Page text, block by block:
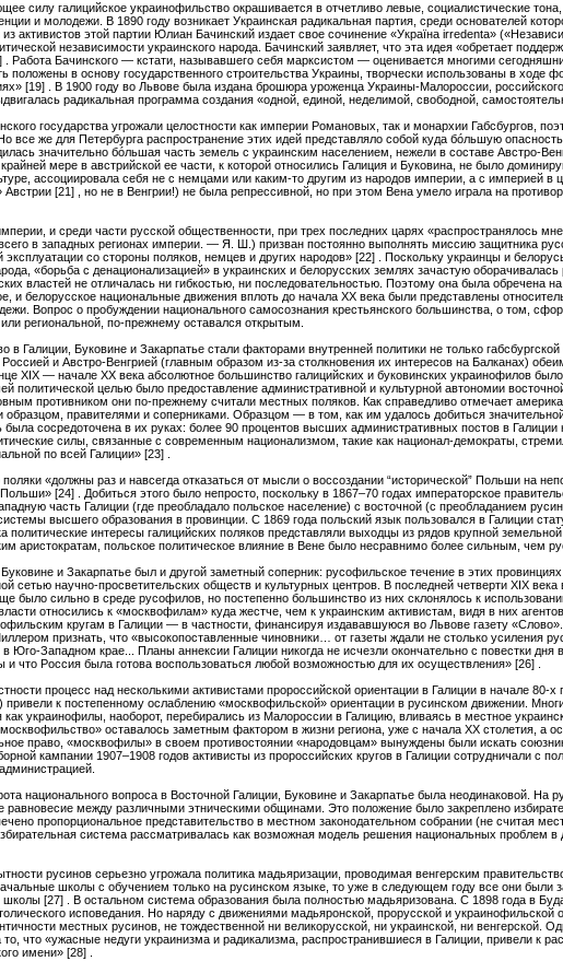
силу галицийское украинофильство окрашивается в отчетливо левые, социалистические
и молодежи. В 1890 году возникает Украинская радикальная партия, среди основателей
активистов этой партии Юлиан Бачинский издает свое сочинение «Украïна irredenta»
независимости украинского народа. Бачинский заявляет, что эта идея «обретает
. Работа Бачинского — кстати, называвшего себя марксистом — оценивается многими
положены в основу государственного строительства Украины, творчески использованы в ходе
[19] . В 1900 году во Львове была издана брошюра уроженца Украины-Малороссии,
радикальная программа создания «одной, единой, неделимой, свободной,
государства угрожали целостности как империи Романовых, так и монархии Габсбургов,
все же для Петербурга распространение этих идей представляло собой куда бóльшую
значительно бóльшая часть земель с украинским населением, нежели в составе Австро-
мере в австрийской ее части, к которой относились Галиция и Буковина, не было
ассоциировала себя не с немцами или каким-то другим из народов империи, а с империей в
Австрии [21] , но не в Венгрии!) не была репрессивной, но при этом Вена умело играла на
и среди части русской общественности, при трех последних царях «распространялось
в западных регионах империи. — Я. Ш.) призван постоянно выполнять миссию защитника
эксплуатации со стороны поляков, немцев и других народов» [22] . Поскольку украинцы и
«борьба с денационализацией» в украинских и белорусских землях зачастую
властей не отличалась ни гибкостью, ни последовательностью. Поэтому она была обречена
и белорусское национальные движения вплоть до начала ХХ века были представлены
Вопрос о пробуждении национального самосознания крестьянского большинства, о том,
региональной, по-прежнему оставался открытым.
в Галиции, Буковине и Закарпатье стали факторами внутренней политики не только
и Австро-Венгрией (главным образом из-за столкновения их интересов на Балканах)
ХIХ — начале ХХ века абсолютное большинство галицийских и буковинских украинофилов
политической целью было предоставление административной и культурной автономии
противником они по-прежнему считали местных поляков. Как справедливо отмечает
образцом, правителями и соперниками. Образцом — в том, как им удалось добиться
сосредоточена в их руках: более 90 процентов высших административных постов в
силы, связанные с современным национализмом, такие как национал-демократы,
по всей Галиции» [23] .
«должны раз и навсегда отказаться от мысли о воссоздании “исторической” Польши на
[24] . Добиться этого было непросто, поскольку в 1867–70 годах императорское
часть Галиции (где преобладало польское население) с восточной (с преобладанием
высшего образования в провинции. С 1869 года польский язык пользовался в Галиции
политические интересы галицийских поляков представляли выходцы из рядов крупной
аристократам, польское политическое влияние в Вене было несравнимо более сильным, чем
и Закарпатье был и другой заметный соперник: русофильское течение в этих
сетью научно-просветительских обществ и культурных центров. В последней четверти XIX
было сильно в среде русофилов, но постепенно большинство из них склонялось к
относились к «москвофилам» куда жестче, чем к украинским активистам, видя в них
кругам в Галиции — в частности, финансируя издававшуюся во Львове газету
признать, что «высокопоставленные чиновники… от газеты ждали не столько усиления
Юго-Западном крае... Планы аннексии Галиции никогда не исчезли окончательно с повестки
и что Россия была готова воспользоваться любой возможностью для их осуществления» [26] .
процесс над несколькими активистами пророссийской ориентации в Галиции в начале 80-х
привели к постепенному ослаблению «москвофильской» ориентации в русинском движении.
украинофилы, наоборот, перебирались из Малороссии в Галицию, вливаясь в местное
оставалось заметным фактором в жизни региона, уже с начала ХХ столетия, а
право, «москвофилы» в своем противостоянии «народовцам» вынуждены были искать
кампании 1907–1908 годов активисты из пророссийских кругов в Галиции сотрудничали с
национального вопроса в Восточной Галиции, Буковине и Закарпатье была неодинаковой. На
равновесие между различными этническими общинами. Это положение было закреплено
пропорциональное представительство в местном законодательном собрании (не считая
система рассматривалась как возможная модель решения национальных проблем в
русинов серьезно угрожала политика мадьяризации, проводимая венгерским
школы с обучением только на русинском языке, то уже в следующем году все они были
[27] . В остальном система образования была полностью мадьяризована. С 1898 года в
исповедания. Но наряду с движениями мадьяронской, прорусской и украинофильской
местных русинов, не тождественной ни великорусской, ни украинской, ни венгерской.
что «ужасные недуги украинизма и радикализма, распространившиеся в Галиции, привели к
имени» [28] .